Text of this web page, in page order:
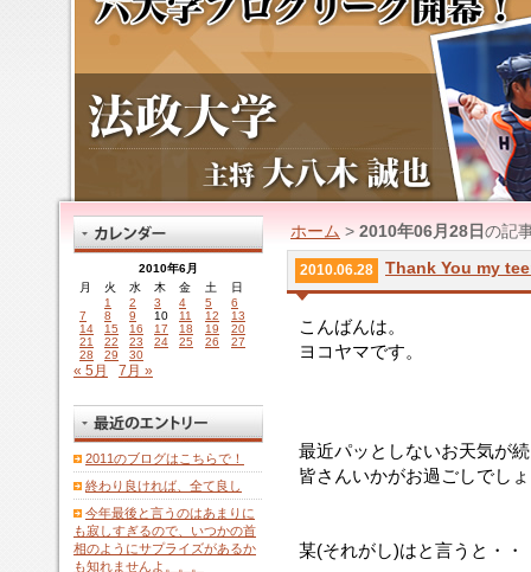
ホーム > 2010年06月28日 の記
2010.06.28 Thank You my
こんばんは。
ヨコヤマです。
最近パッとしないお天気が
皆さんいかがお過ごしでし
某(それがし)はと言うと・・
2010年6月
月
火 水 木 金 土
日
1
2 3 4 5
6
7
8 9 10 11 12
13
14
15 16 17 18 19
20
21
22 23 24 25 26
27
28
29 30
« 5月 7月 »
2011のブログはこちらで！
終わり良ければ、全て良し
今年最後と言うのはあまりに
も寂しすぎるので、いつかの首
相のようにサプライズがあるか
も知れませんよ。。。